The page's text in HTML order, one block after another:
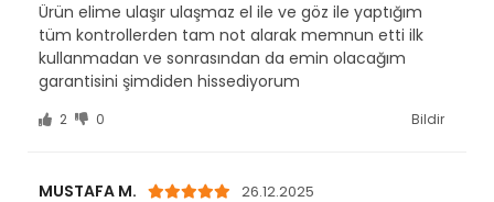
Ürün elime ulaşır ulaşmaz el ile ve göz ile yaptığım
tüm kontrollerden tam not alarak memnun etti ilk
kullanmadan ve sonrasından da emin olacağım
garantisini şimdiden hissediyorum
2 0 Bildir
MUSTAFA M.
26.12.2025